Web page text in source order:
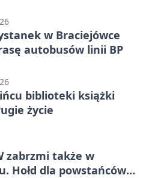
w Braciejówce
autobusów linii BP
biblioteki książki
życie
zabrzmi także w
Hołd dla powstańców